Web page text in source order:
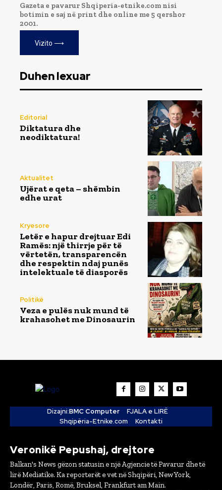
Gazeta e pavarur Shqiperia-etnike.com nisi
botimin e saj në print dhe online me 5 qershor
2001.
Vizito ⟶
Duhen lexuar
Editorial
Diktatura dhe
neodiktatura!
Aktualitet
Ujërat e qeta – shëmbin
edhe urat
Kryesore
Letër e hapur drejtuar Edi
Ramës: një thirrje për të
vërtetën, transparencën
dhe respektin ndaj punës
intelektuale të diasporës
Politikë
Veza e pulës nuk mund të
krahasohet me Dinosaurin
Dizajni:BMC Computer
FJALA e LIRË
Shqipëria-Etnike.com
Kontakti
Veronikë Pepushaj, drejtore
Balkan's News gëzon statusin e një Agjencie të Pavarur dhe të
lirë Mediatike. Ka reporterët e vet në Shqipëri, New York,
Londër, Paris, Romë, Bruksel, Frankfurt am Main.